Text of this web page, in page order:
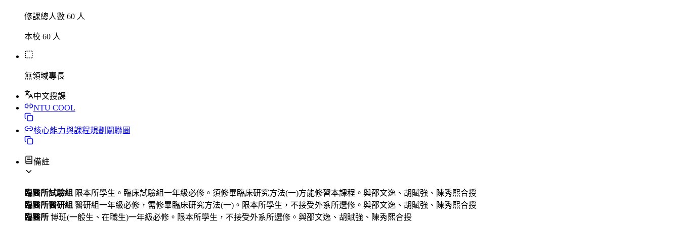
修課總人數 60 人
本校 60 人
無領域專長
中文授課
NTU COOL
核心能力與課程規劃關聯圖
備註
臨醫所試驗組 限本所學生。臨床試驗組一年級必修。須修畢臨床研究方法(一)方能修習本課程。與邵文逸、胡賦強、陳秀熙合授
臨醫所醫研組 醫研組一年級必修，需修畢臨床研究方法(一)。限本所學生，不接受外系所選修。與邵文逸、胡賦強、陳秀熙合授
臨醫所 博班(一般生、在職生)一年級必修。限本所學生，不接受外系所選修。與邵文逸、胡賦強、陳秀熙合授